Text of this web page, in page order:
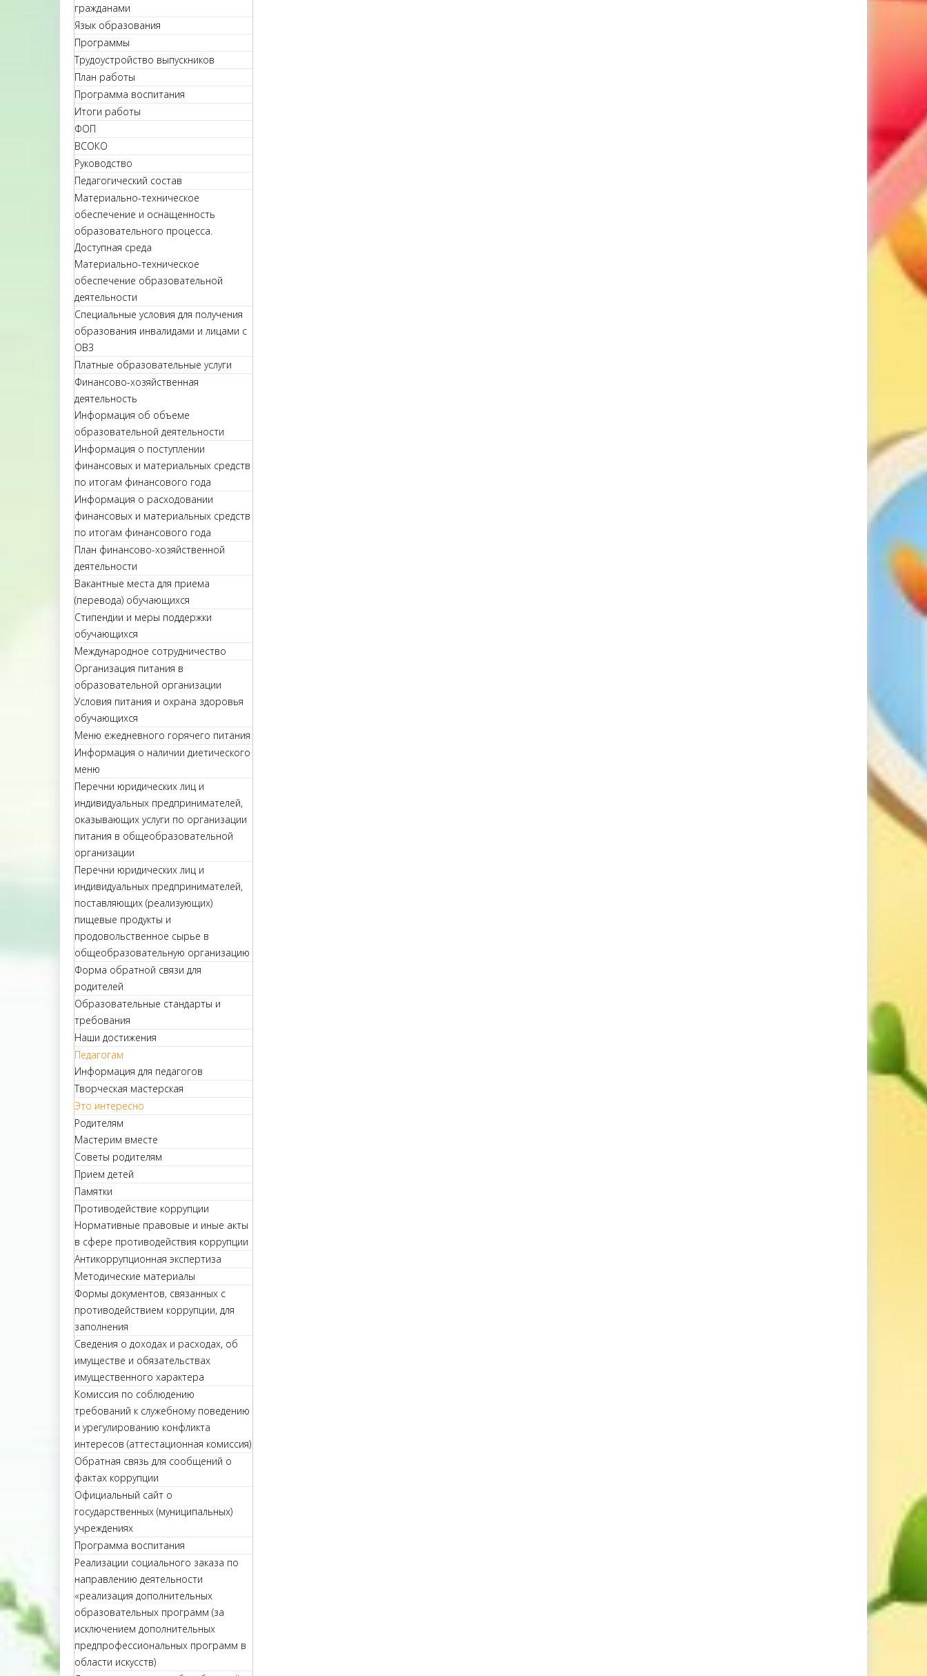
гражданами
Язык образования
Программы
Трудоустройство выпускников
План работы
Программа воспитания
Итоги работы
ФОП
ВСОКО
Руководство
Педагогический состав
Материально-техническое
обеспечение и оснащенность
образовательного процесса.
Доступная среда
Материально-техническое
обеспечение образовательной
деятельности
Специальные условия для получения
образования инвалидами и лицами с
ОВЗ
Платные образовательные услуги
Финансово-хозяйственная
деятельность
Информация об объеме
образовательной деятельности
Информация о поступлении
финансовых и материальных средств
по итогам финансового года
Информация о расходовании
финансовых и материальных средств
по итогам финансового года
План финансово-хозяйственной
деятельности
Вакантные места для приема
(перевода) обучающихся
Стипендии и меры поддержки
обучающихся
Международное сотрудничество
Организация питания в
образовательной организации
Условия питания и охрана здоровья
обучающихся
Меню ежедневного горячего питания
Информация о наличии диетического
меню
Перечни юридических лиц и
индивидуальных предпринимателей,
оказывающих услуги по организации
питания в общеобразовательной
организации
Перечни юридических лиц и
индивидуальных предпринимателей,
поставляющих (реализующих)
пищевые продукты и
продовольственное сырье в
общеобразовательную организацию
Форма обратной связи для
родителей
Образовательные стандарты и
требования
Наши достижения
Педагогам
Информация для педагогов
Творческая мастерская
Это интересно
Родителям
Мастерим вместе
Советы родителям
Прием детей
Памятки
Противодействие коррупции
Нормативные правовые и иные акты
в сфере противодействия коррупции
Антикоррупционная экспертиза
Методические материалы
Формы документов, связанных с
противодействием коррупции, для
заполнения
Сведения о доходах и расходах, об
имуществе и обязательствах
имущественного характера
Комиссия по соблюдению
требований к служебному поведению
и урегулированию конфликта
интересов (аттестационная комиссия)
Обратная связь для сообщений о
фактах коррупции
Официальный сайт о
государственных (муниципальных)
учреждениях
Программа воспитания
Реализации социального заказа по
направлению деятельности
«реализация дополнительных
образовательных программ (за
исключением дополнительных
предпрофессиональных программ в
области искусств)